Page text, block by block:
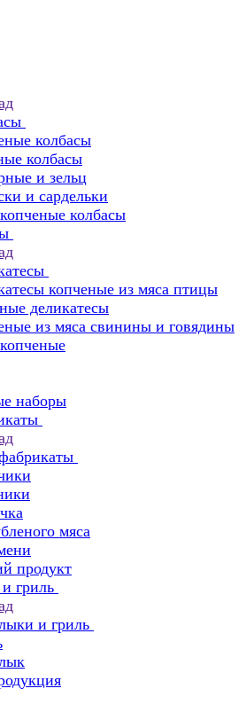
колбасы
колбасы
и зельц
и сардельки
колбасы
копченые из мяса птицы
деликатесы
из мяса свинины и говядины
наборы
мяса
продукт
гриль
и гриль